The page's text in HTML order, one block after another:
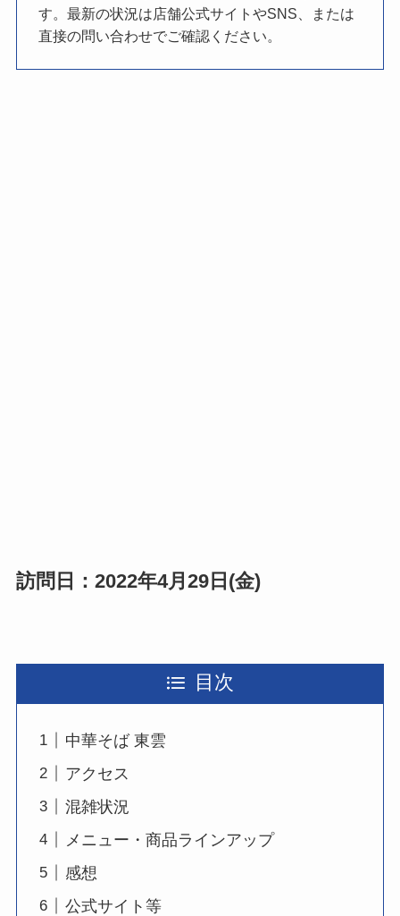
す。最新の状況は店舗公式サイトやSNS、または
直接の問い合わせでご確認ください。
訪問日：2022年4月29日(金)
目次
中華そば 東雲
アクセス
混雑状況
メニュー・商品ラインアップ
感想
公式サイト等